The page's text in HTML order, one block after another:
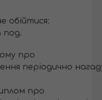
обійтися:
под.
про
періодично
про